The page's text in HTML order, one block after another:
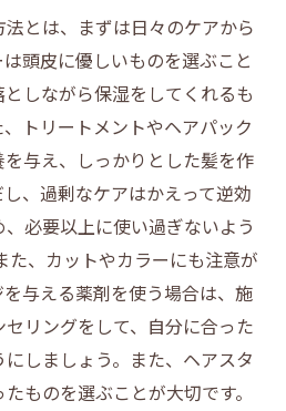
とは、まずは日々のケアから
頭皮に優しいものを選ぶこと
しながら保湿をしてくれるも
トリートメントやヘアパック
与え、しっかりとした髪を作
、過剰なケアはかえって逆効
必要以上に使い過ぎないよう
た、カットやカラーにも注意が
与える薬剤を使う場合は、施
リングをして、自分に合った
しましょう。また、ヘアスタ
ものを選ぶことが大切です。